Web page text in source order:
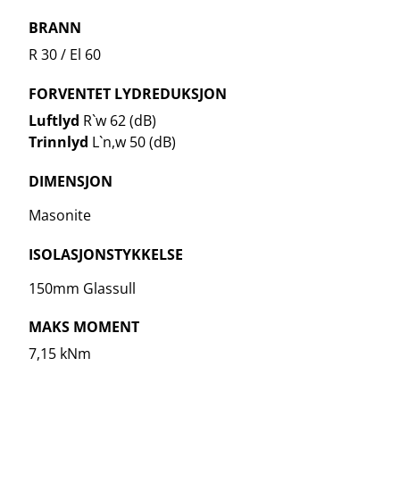
BRANN
R 30 / El 60
FORVENTET LYDREDUKSJON
Luftlyd R`w 62 (dB)
Trinnlyd L`n,w 50 (dB)
DIMENSJON
Masonite
ISOLASJONSTYKKELSE
150mm Glassull
MAKS MOMENT
7,15 kNm